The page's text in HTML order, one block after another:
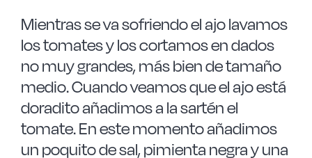
Mientras se va sofriendo el ajo lavamos
los tomates y los cortamos en dados
no muy grandes, más bien de tamaño
medio. Cuando veamos que el ajo está
doradito añadimos a la sartén el
tomate. En este momento añadimos
un poquito de sal, pimienta negra y una